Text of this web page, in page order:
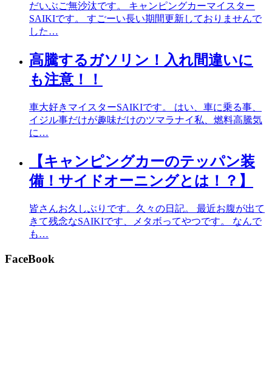
だいぶご無沙汰です。 キャンピングカーマイスター
SAIKIです。 すごーい長い期間更新しておりませんで
した…
高騰するガソリン！入れ間違いに
も注意！！
車大好きマイスターSAIKIです。 はい、車に乗る事、
イジル事だけが趣味だけのツマラナイ私、燃料高騰気
に…
【キャンピングカーのテッパン装
備！サイドオーニングとは！？】
皆さんお久しぶりです。久々の日記。 最近お腹が出て
きて残念なSAIKIです、メタボってやつです。 なんで
も…
FaceBook